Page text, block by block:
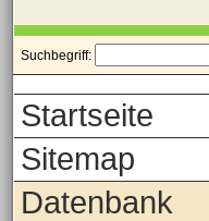
Suchbegriff:
Startseite
Sitemap
Datenbank